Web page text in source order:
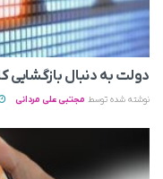
دولت به دنبال بازگشایی
نوشته شده توسط مجتبی علی مردانی